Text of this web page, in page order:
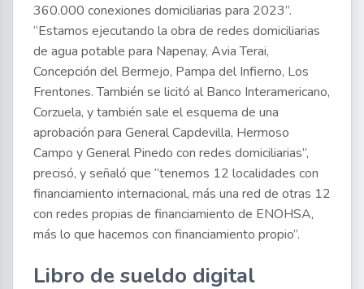
360.000 conexiones domiciliarias para 2023”.
“Estamos ejecutando la obra de redes domiciliarias
de agua potable para Napenay, Avia Terai,
Concepción del Bermejo, Pampa del Infierno, Los
Frentones. También se licitó al Banco Interamericano,
Corzuela, y también sale el esquema de una
aprobación para General Capdevilla, Hermoso
Campo y General Pinedo con redes domiciliarias”,
precisó, y señaló que “tenemos 12 localidades con
financiamiento internacional, más una red de otras 12
con redes propias de financiamiento de ENOHSA,
más lo que hacemos con financiamiento propio”.
Libro de sueldo digital